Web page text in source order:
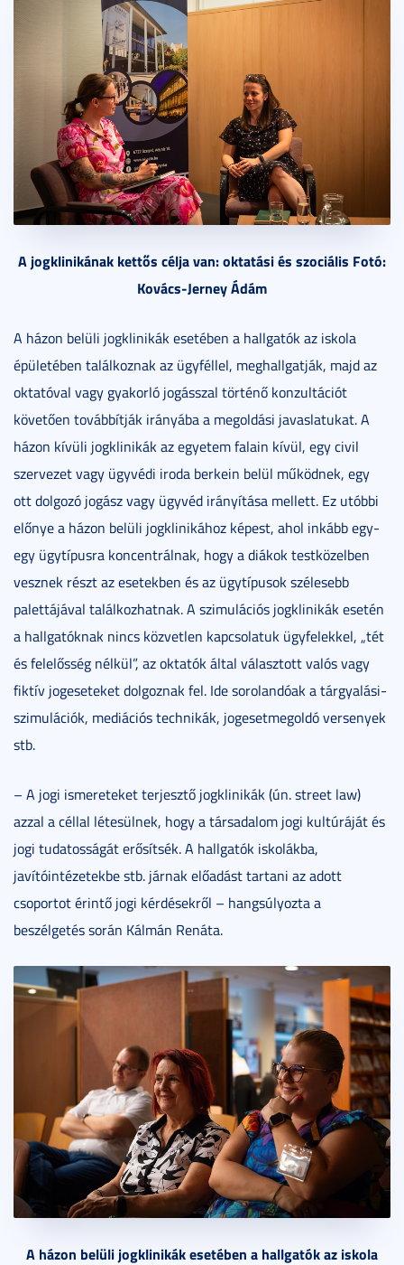
A jogklinikának kettős célja van: oktatási és szociális Fotó:
Kovács-Jerney Ádám
A házon belüli jogklinikák esetében a hallgatók az iskola
épületében találkoznak az ügyféllel, meghallgatják, majd az
oktatóval vagy gyakorló jogásszal történő konzultációt
követően továbbítják irányába a megoldási javaslatukat. A
házon kívüli jogklinikák az egyetem falain kívül, egy civil
szervezet vagy ügyvédi iroda berkein belül működnek, egy
ott dolgozó jogász vagy ügyvéd irányítása mellett. Ez utóbbi
előnye a házon belüli jogklinikához képest, ahol inkább egy-
egy ügytípusra koncentrálnak, hogy a diákok testközelben
vesznek részt az esetekben és az ügytípusok szélesebb
palettájával találkozhatnak. A szimulációs jogklinikák esetén
a hallgatóknak nincs közvetlen kapcsolatuk ügyfelekkel, „tét
és felelősség nélkül”, az oktatók által választott valós vagy
fiktív jogeseteket dolgoznak fel. Ide sorolandóak a tárgyalási-
szimulációk, mediációs technikák, jogesetmegoldó versenyek
stb.
– A jogi ismereteket terjesztő jogklinikák (ún. street law)
azzal a céllal létesülnek, hogy a társadalom jogi kultúráját és
jogi tudatosságát erősítsék. A hallgatók iskolákba,
javítóintézetekbe stb. járnak előadást tartani az adott
csoportot érintő jogi kérdésekről – hangsúlyozta a
beszélgetés során Kálmán Renáta.
A házon belüli jogklinikák esetében a hallgatók az iskola